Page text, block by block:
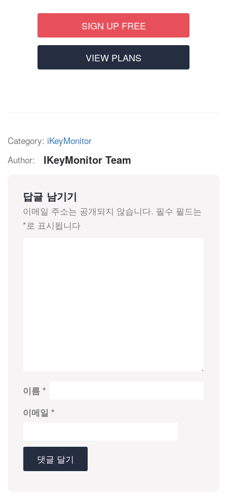
SIGN UP FREE
VIEW PLANS
Category: iKeyMonitor
Author:
IKeyMonitor Team
답글 남기기
이메일 주소는 공개되지 않습니다. 필수 필드는
*로 표시됩니다
이름 *
이메일 *